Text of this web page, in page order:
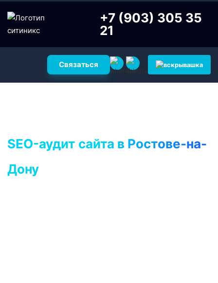
+7 (903) 305 35
21
Связаться
SEO-аудит сайта в Ростове-на-
Дону